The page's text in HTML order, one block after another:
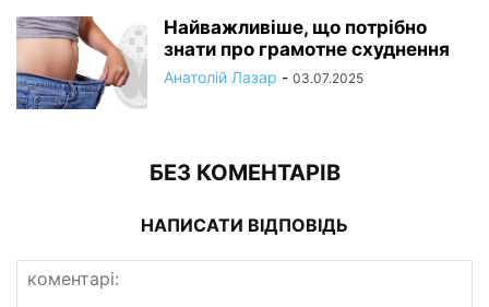
Найважливіше, що потрібно
знати про грамотне схуднення
Анатолій Лазар - 03.07.2025
БЕЗ КОМЕНТАРІВ
НАПИСАТИ ВІДПОВІДЬ